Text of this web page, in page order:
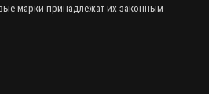
марки принадлежат их законным